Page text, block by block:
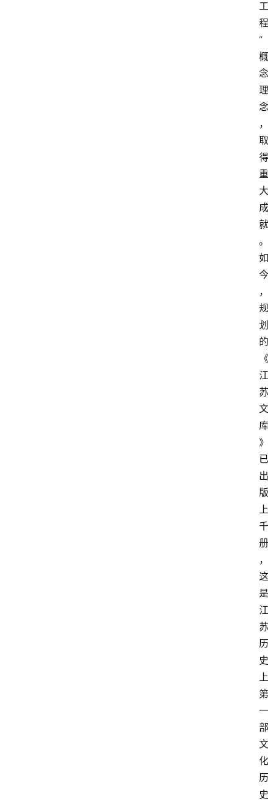
工
程
”
概
念
理
念
，
取
得
重
大
成
就
。
如
今
，
规
划
的
《
江
苏
文
库
》
已
出
版
上
千
册
，
这
是
江
苏
历
史
上
第
一
部
文
化
历
史